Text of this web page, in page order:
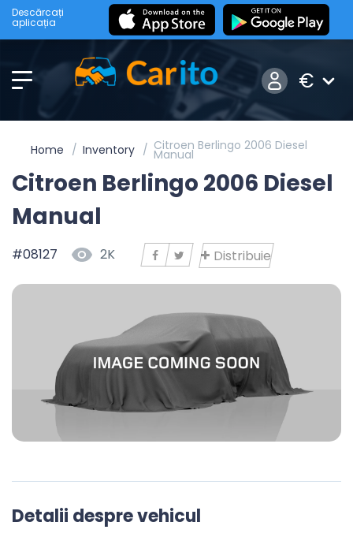
Descărcați
aplicația
€
Home Inventory Citroen Berlingo 2006 Diesel
Manual
Citroen Berlingo 2006 Diesel
Manual
#08127 2K Distribuie
Detalii despre vehicul